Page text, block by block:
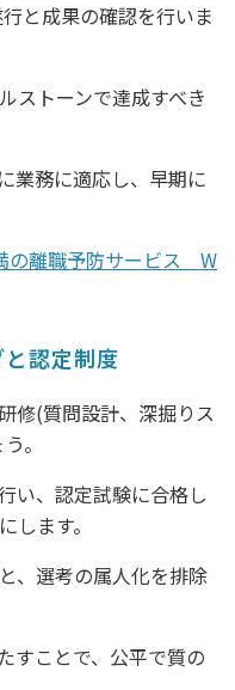
と成果の確認を行いま
ストーンで達成すべき
業務に適応し、早期に
の離職予防サービス W
認定制度
修(質問設計、深掘りス
。
い、認定試験に合格し
します。
、選考の属人化を排除
すことで、公平で質の